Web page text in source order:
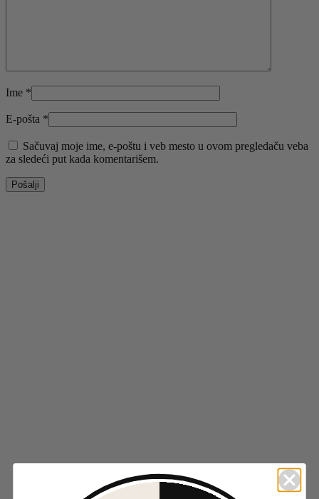
Ime *
E-pošta *
Sačuvaj moje ime, e-poštu i veb mesto u ovom pregledaču veba
za sledeći put kada komentarišem.
SANDALE 2Q1A-L2958-02 BLACK